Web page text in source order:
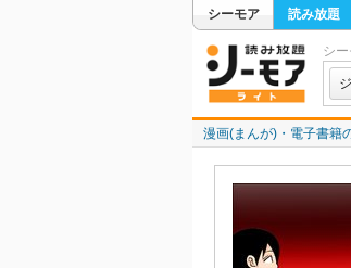
シーモア 読み放題
シ
漫画(まんが)・電子書籍